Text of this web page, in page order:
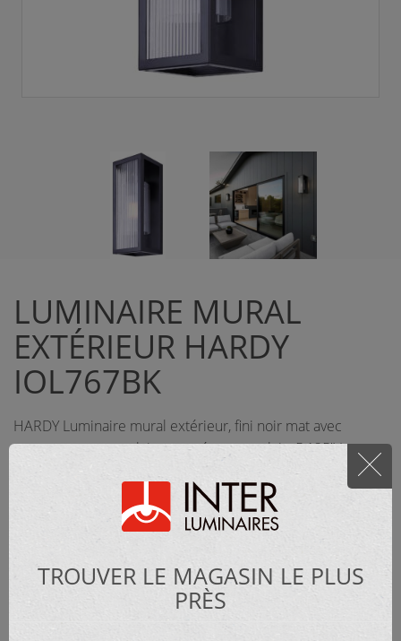
TROUVER LE MAGASIN LE PLUS
PRÈS
LUMINAIRE MURAL
EXTÉRIEUR HARDY
IOL767BK
HARDY Luminaire mural extérieur, fini noir mat avec
panneau en verre clair nervuré + verre clair- 5,125" Largeur
– 13" Hauteur – 1 x 60W